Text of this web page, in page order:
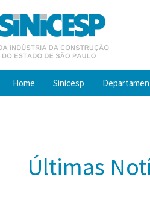
Home Sinicesp
Últimas